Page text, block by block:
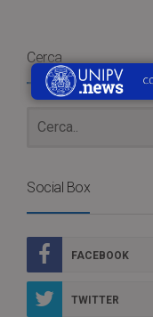
Cerca
Social Box
FACEBOOK
TWITTER